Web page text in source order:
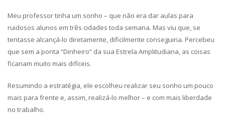
Meu professor tinha um sonho – que não era dar aulas para
ruidosos alunos em três cidades toda semana. Mas viu que, se
tentasse alcançá-lo diretamente, dificilmente conseguiria. Percebeu
que sem a ponta “Dinheiro” da sua Estrela Amplitudiana, as coisas
ficariam muito mais difíceis.
Resumindo a estratégia, ele escolheu realizar seu sonho um pouco
mais para frente e, assim, realizá-lo melhor – e com mais liberdade
no trabalho.